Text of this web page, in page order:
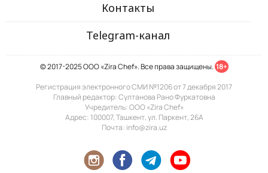
Контакты
Telegram-канал
© 2017-2025 ООО «Zira Chef». Все права защищены. 18+
Регистрация электронного СМИ №1206 от 7 декабря 2017
Главный редактор: Султанова Рано Фуркатовна
Учредитель: ООО «Zira Chef»
Адрес: 100007, Ташкент, ул. Паркент, 26А
Почта: info@zira.uz